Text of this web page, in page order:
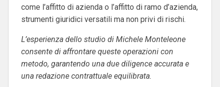
come l’affitto di azienda o l’affitto di ramo d’azienda,
strumenti giuridici versatili ma non privi di rischi.
L’esperienza dello studio di Michele Monteleone
consente di affrontare queste operazioni con
metodo, garantendo una due diligence accurata e
una redazione contrattuale equilibrata.